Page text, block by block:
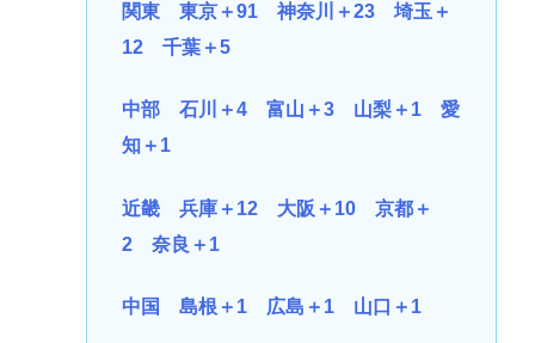
関東 東京＋91 神奈川＋23 埼玉＋
12 千葉＋5
中部 石川＋4 富山＋3 山梨＋1 愛
知＋1
近畿 兵庫＋12 大阪＋10 京都＋
2 奈良＋1
中国 島根＋1 広島＋1 山口＋1